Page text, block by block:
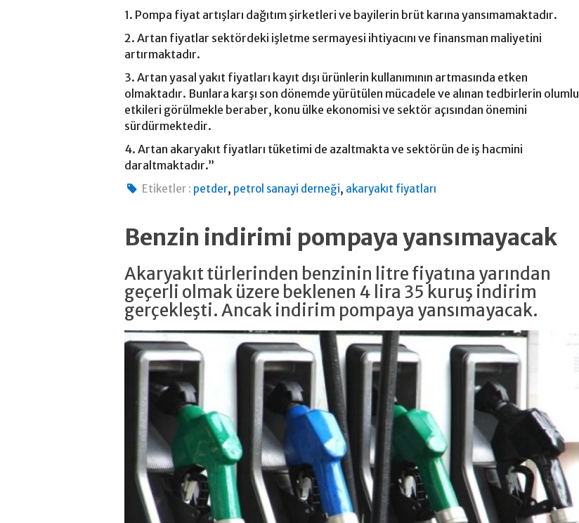
1. Pompa fiyat artışları dağıtım şirketleri ve bayilerin brüt karına yansımamaktadır.
2. Artan fiyatlar sektördeki işletme sermayesi ihtiyacını ve finansman maliyetini
artırmaktadır.
3. Artan yasal yakıt fiyatları kayıt dışı ürünlerin kullanımının artmasında etken
olmaktadır. Bunlara karşı son dönemde yürütülen mücadele ve alınan tedbirlerin olumlu
etkileri görülmekle beraber, konu ülke ekonomisi ve sektör açısından önemini
sürdürmektedir.
4. Artan akaryakıt fiyatları tüketimi de azaltmakta ve sektörün de iş hacmini
daraltmaktadır.”
Etiketler : petder, petrol sanayi derneği, akaryakıt fiyatları
Benzin indirimi pompaya yansımayacak
Akaryakıt türlerinden benzinin litre fiyatına yarından
geçerli olmak üzere beklenen 4 lira 35 kuruş indirim
gerçekleşti. Ancak indirim pompaya yansımayacak.